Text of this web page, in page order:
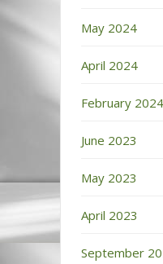
May 2024
April 2024
February 2024
June 2023
May 2023
April 2023
September